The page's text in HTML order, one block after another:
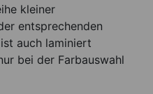
kleiner
entsprechenden
auch laminiert
bei der Farbauswahl